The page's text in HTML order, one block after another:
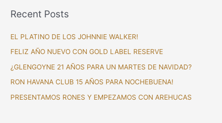
r
o
r
:
Recent Posts
EL PLATINO DE LOS JOHNNIE WALKER!
FELIZ AÑO NUEVO CON GOLD LABEL RESERVE
¿GLENGOYNE 21 AÑOS PARA UN MARTES DE NAVIDAD?
RON HAVANA CLUB 15 AÑOS PARA NOCHEBUENA!
PRESENTAMOS RONES Y EMPEZAMOS CON AREHUCAS